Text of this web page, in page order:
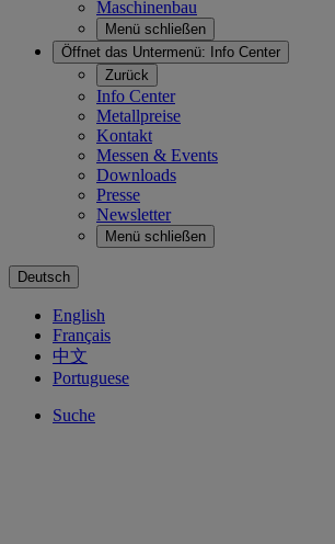
Maschinenbau
Menü schließen
Öffnet das Untermenü:
Info Center
Zurück
Info Center
Metallpreise
Kontakt
Messen & Events
Downloads
Presse
Newsletter
Menü schließen
Deutsch
English
Français
中文
Portuguese
Suche